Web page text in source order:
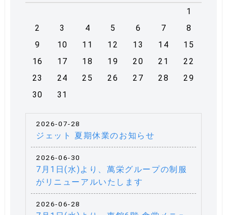
1
2
3 4 5 6 7
8
9
10 11 12 13 14
15
16
17 18 19 20 21
22
23
24 25 26 27 28
29
30
31
2026-07-28
ジェット 夏期休業のお知らせ
2026-06-30
7月1日(水)より、萬栄グループの制服
がリニューアルいたします
2026-06-28